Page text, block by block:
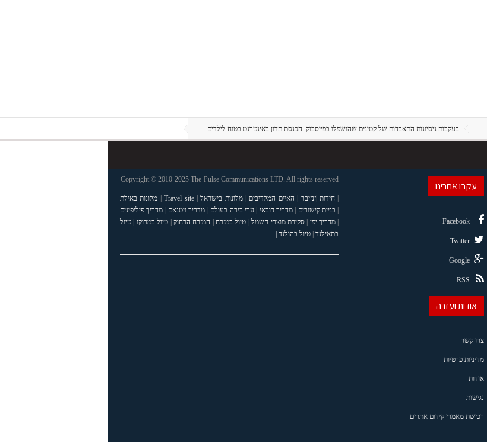
בעקבות ניסיונות התאבדות של קטינים שהושפלו בפייסבוק: הכנסת תדון באינטרנט בטוח לילדים
עקבו אחרינו
Facebook
Twitter
Google+
RSS
אודות ועזרה
צרו קשר
מדיניות פרטיות
אודות
נגישות
רכישת מאמרי קידום אתרים
Copyright © 2010-2025 The-Pulse Communications LTD. All rights reserved
| חידות |זנזיבר | האיים המלדיבים |מלונות בישראל|
Travel site
| מלונות באילת
| בניית קישורים |מדריך דובאי | ערי בירה בעולם | מדריך ויטנאם | מדריך פיליפינים
| מדריך יפן |סקירת מוצרי חשמל| טיול במזרח | המזרח הרחוק | טיול במרוקו | טיול
בתאילנד| טיול בהולנד |